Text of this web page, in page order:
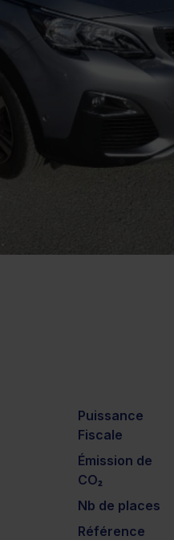
Puissance
Fiscale
Émission de
CO₂
Nb de places
Référence